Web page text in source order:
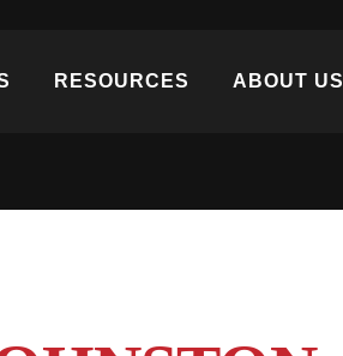
RESOURCES ABOUT US